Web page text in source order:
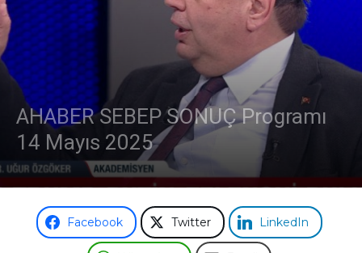
AHABER SEBEP SONUÇ Programı
14 Mayıs 2025
Facebook Twitter LinkedIn